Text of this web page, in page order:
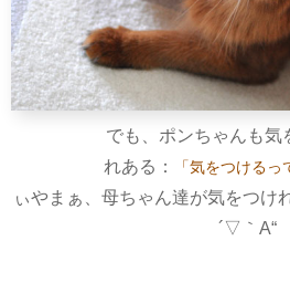
でも、ポンちゃんも気
れある：
「気をつけるっ
ぃやまぁ、母ちゃん達が気をつけ
´▽｀A“